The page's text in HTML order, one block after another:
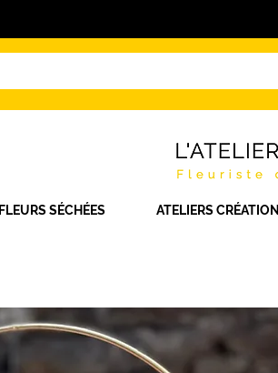
FLEURS SÉCHÉES ATELIERS CRÉATION